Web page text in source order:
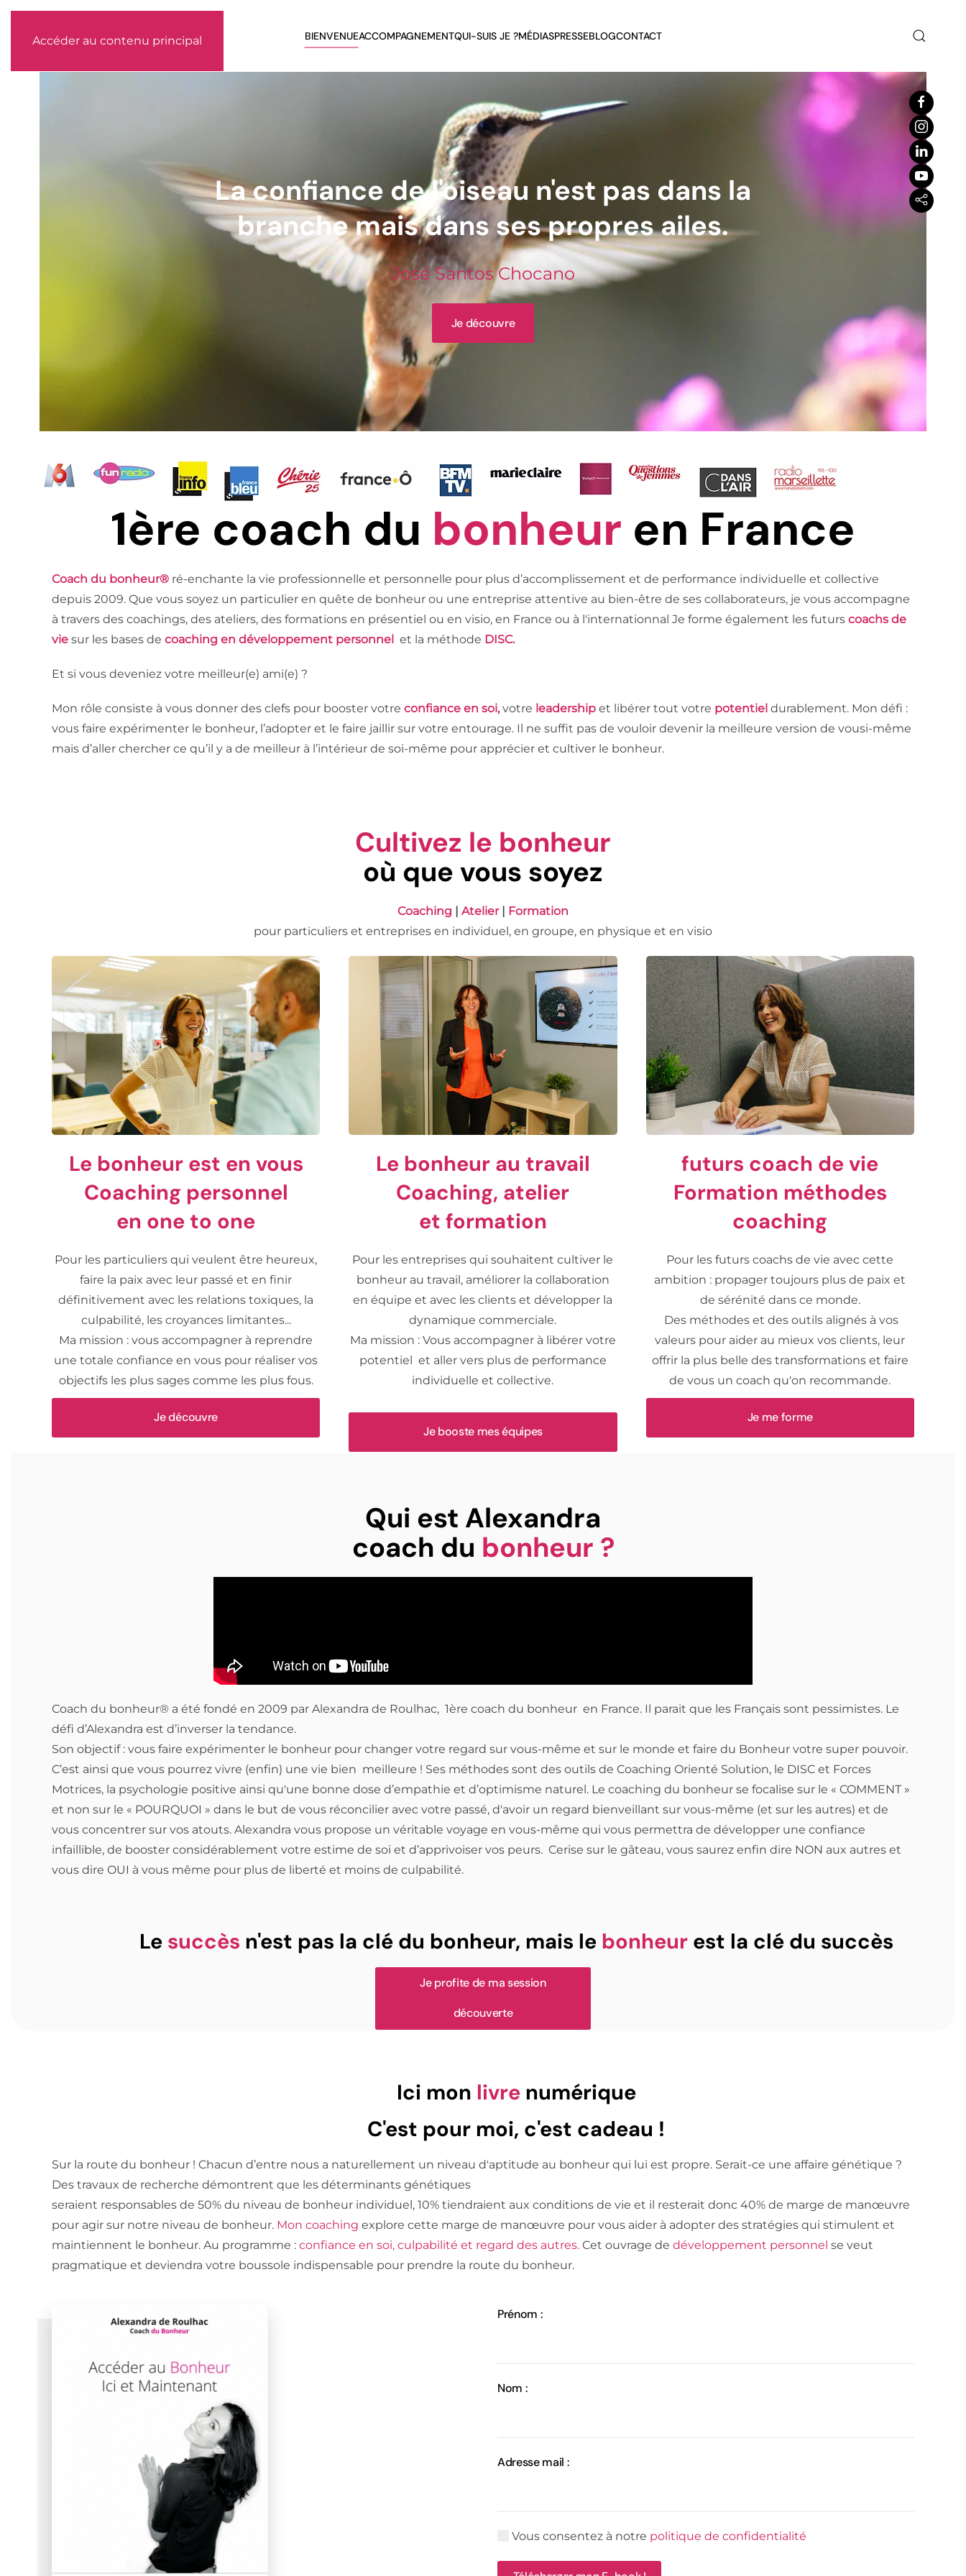
Accéder au contenu principal BIENVENUEACCOMPAGNEMENTQUI-SUIS JE ?MÉDIASPRESSEBLOGCONTACT
La confiance de l'oiseau n'est pas dans la
branche mais dans ses propres ailes.
José Santos Chocano
Je découvre
1ère coach du bonheur en France
Coach du bonheur® ré-enchante la vie professionnelle et personnelle pour plus d’accomplissement et de performance individuelle et collective
depuis 2009. Que vous soyez un particulier en quête de bonheur ou une entreprise attentive au bien-être de ses collaborateurs, je vous accompagne
à travers des coachings, des ateliers, des formations en présentiel ou en visio, en France ou à l'internationnal Je forme également les futurs coachs de
vie sur les bases de coaching en développement personnel et la méthode DISC.
Et si vous deveniez votre meilleur(e) ami(e) ?
Mon rôle consiste à vous donner des clefs pour booster votre confiance en soi, votre leadership et libérer tout votre potentiel durablement. Mon défi :
vous faire expérimenter le bonheur, l’adopter et le faire jaillir sur votre entourage. Il ne suffit pas de vouloir devenir la meilleure version de vousi-même
mais d’aller chercher ce qu’il y a de meilleur à l’intérieur de soi-même pour apprécier et cultiver le bonheur.
Cultivez le bonheur
où que vous soyez
Coaching | Atelier| Formation
pour particuliers et entreprises en individuel, en groupe, en physique et en visio
Le bonheur est en vous
Coaching personnel
en one to one
Pour les particuliers qui veulent être heureux,
faire la paix avec leur passé et en finir
définitivement avec les relations toxiques, la
culpabilité, les croyances limitantes...
Ma mission : vous accompagner à reprendre
une totale confiance en vous pour réaliser vos
objectifs les plus sages comme les plus fous.
Je découvre
Le bonheur au travail
Coaching, atelier
et formation
Pour les entreprises qui souhaitent cultiver le
bonheur au travail, améliorer la collaboration
en équipe et avec les clients et développer la
dynamique commerciale.
Ma mission : Vous accompagner à libérer votre
potentiel et aller vers plus de performance
individuelle et collective.
Je booste mes équipes
futurs coach de vie
Formation méthodes
coaching
Pour les futurs coachs de vie avec cette
ambition : propager toujours plus de paix et
de sérénité dans ce monde.
Des méthodes et des outils alignés à vos
valeurs pour aider au mieux vos clients, leur
offrir la plus belle des transformations et faire
de vous un coach qu'on recommande.
Je me forme
Qui est Alexandra
coach du bonheur ?
Coach du bonheur® a été fondé en 2009 par Alexandra de Roulhac, 1ère coach du bonheur en France. Il parait que les Français sont pessimistes. Le
défi d’Alexandra est d’inverser la tendance.
Son objectif : vous faire expérimenter le bonheur pour changer votre regard sur vous-même et sur le monde et faire du Bonheur votre super pouvoir.
C’est ainsi que vous pourrez vivre (enfin) une vie bien meilleure ! Ses méthodes sont des outils de Coaching Orienté Solution, le DISC et Forces
Motrices, la psychologie positive ainsi qu'une bonne dose d’empathie et d’optimisme naturel. Le coaching du bonheur se focalise sur le « COMMENT »
et non sur le « POURQUOI » dans le but de vous réconcilier avec votre passé, d'avoir un regard bienveillant sur vous-même (et sur les autres) et de
vous concentrer sur vos atouts. Alexandra vous propose un véritable voyage en vous-même qui vous permettra de développer une confiance
infaillible, de booster considérablement votre estime de soi et d’apprivoiser vos peurs. Cerise sur le gâteau, vous saurez enfin dire NON aux autres et
vous dire OUI à vous même pour plus de liberté et moins de culpabilité.
Le succès n'est pas la clé du bonheur, mais le bonheurest la clé du succès
Je profite de ma session
découverte
Ici mon livrenumérique
C'est pour moi, c'est cadeau !
Sur la route du bonheur ! Chacun d’entre nous a naturellement un niveau d'aptitude au bonheur qui lui est propre. Serait-ce une affaire génétique ?
Des travaux de recherche démontrent que les déterminants génétiques
seraient responsables de 50% du niveau de bonheur individuel, 10% tiendraient aux conditions de vie et il resterait donc 40% de marge de manœuvre
pour agir sur notre niveau de bonheur. Mon coaching explore cette marge de manœuvre pour vous aider à adopter des stratégies qui stimulent et
maintiennent le bonheur. Au programme : confiance en soi, culpabilité et regard des autres. Cet ouvrage de développement personnel se veut
pragmatique et deviendra votre boussole indispensable pour prendre la route du bonheur.
Prénom :
Nom :
Adresse mail :
Vous consentez à notre politique de confidentialité